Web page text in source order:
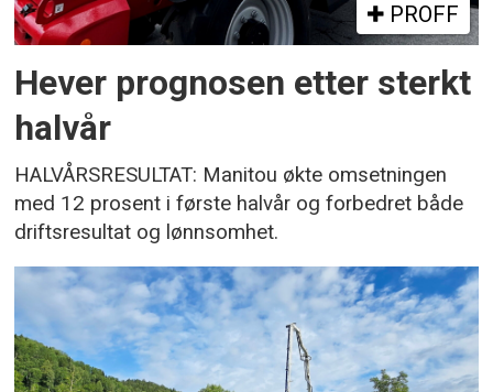
PROFF
Hever prognosen etter sterkt
halvår
HALVÅRSRESULTAT: Manitou økte omsetningen
med 12 prosent i første halvår og forbedret både
driftsresultat og lønnsomhet.